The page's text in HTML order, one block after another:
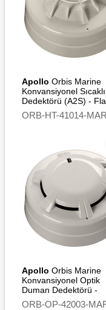
Apollo Orbis Marine
Konvansiyonel
Dedektörü (A2S) -
Led
ORB-HT-41014-MAR
Apollo Orbis Marine
Konvansiyonel Optik
Duman Dedektörü -
Flashing Led
ORB-OP-42003-